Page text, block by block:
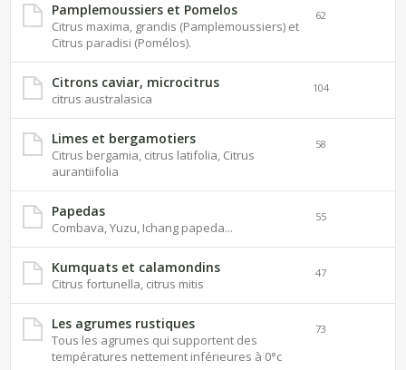
Pamplemoussiers et Pomelos
Citrus maxima, grandis (Pamplemoussiers) et
Citrus paradisi (Pomélos).
62
Citrons caviar, microcitrus
citrus australasica
104
Limes et bergamotiers
Citrus bergamia, citrus latifolia, Citrus
aurantiifolia
58
Papedas
Combava, Yuzu, Ichang papeda...
55
Kumquats et calamondins
Citrus fortunella, citrus mitis
47
Les agrumes rustiques
Tous les agrumes qui supportent des
températures nettement inférieures à 0°c
73